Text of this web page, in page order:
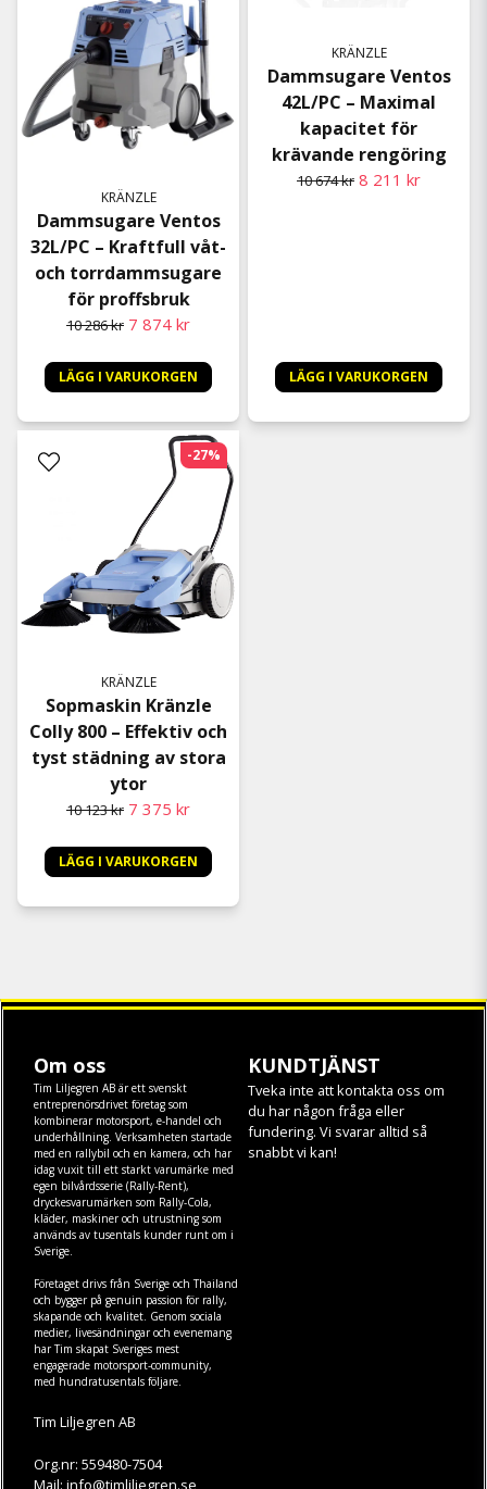
KRÄNZLE
Dammsugare Ventos
32L/PC – Kraftfull våt-
och torrdammsugare
för proffsbruk
10 286 kr 7 874 kr
LÄGG I VARUKORGEN
KRÄNZLE
Dammsugare Ventos
42L/PC – Maximal
kapacitet för
krävande rengöring
10 674 kr 8 211 kr
LÄGG I VARUKORGEN
KRÄNZLE
Sopmaskin Kränzle
Colly 800 – Effektiv och
tyst städning av stora
ytor
10 123 kr 7 375 kr
LÄGG I VARUKORGEN
-27%
Om oss
Tim Liljegren AB är ett svenskt
entreprenörsdrivet företag som
kombinerar motorsport, e-handel och
underhållning. Verksamheten startade
med en rallybil och en kamera, och har
idag vuxit till ett starkt varumärke med
egen bilvårdsserie (Rally-Rent),
dryckesvarumärken som Rally-Cola,
kläder, maskineroch utrustning som
används av tusentals kunder runt om i
Sverige.
Företaget drivs från Sverige och Thailand
och bygger på genuin passion för rally,
skapande och kvalitet. Genom sociala
medier, livesändningar och evenemang
har Tim skapat Sveriges mest
engagerade motorsport-community,
med hundratusentals följare.
Tim Liljegren AB
Org.nr: 559480-7504
Mail: info@timliljegren.se
KUNDTJÄNST
Tveka inte att kontakta oss om
du har någon fråga eller
fundering. Vi svarar alltid så
snabbt vi kan!